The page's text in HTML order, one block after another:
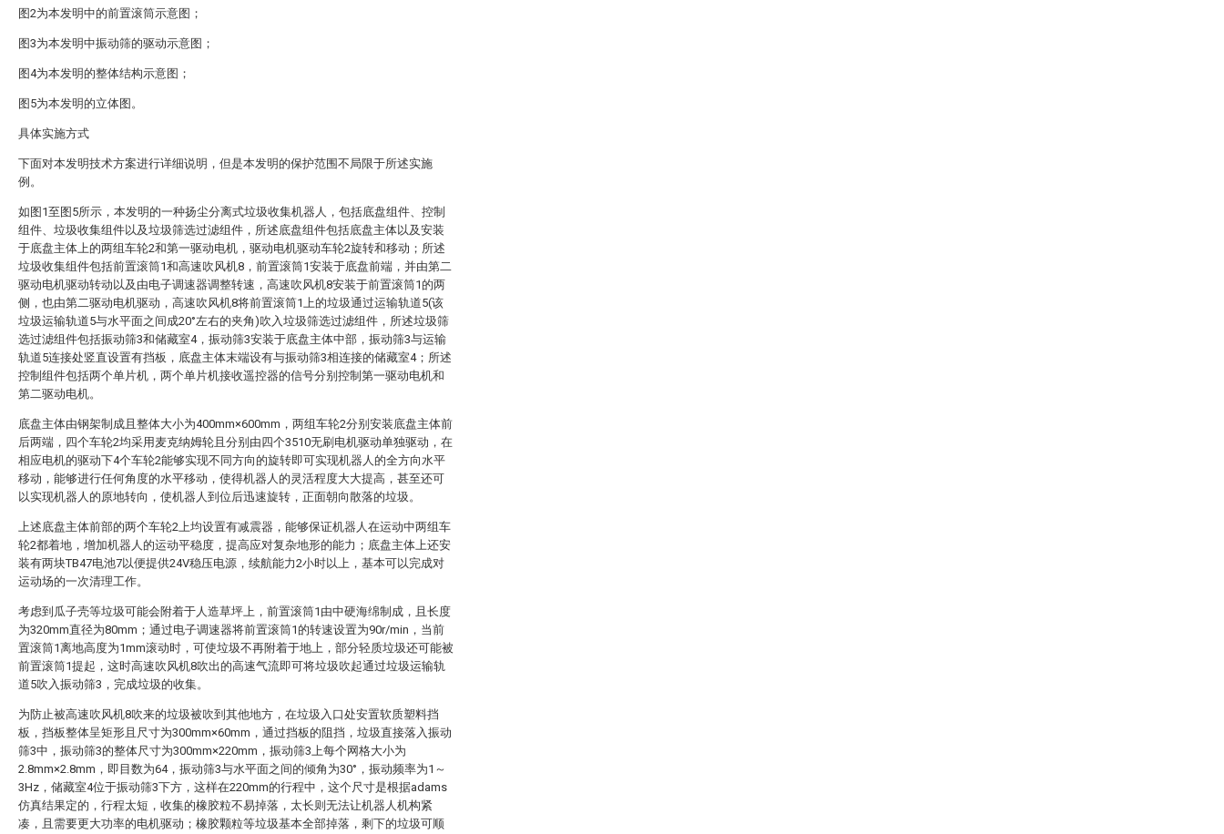
图2为本发明中的前置滚筒示意图；
图3为本发明中振动筛的驱动示意图；
图4为本发明的整体结构示意图；
图5为本发明的立体图。
具体实施方式
下面对本发明技术方案进行详细说明，但是本发明的保护范围不局限于所述实施
例。
如图1至图5所示，本发明的一种扬尘分离式垃圾收集机器人，包括底盘组件、控制
组件、垃圾收集组件以及垃圾筛选过滤组件，所述底盘组件包括底盘主体以及安装
于底盘主体上的两组车轮2和第一驱动电机，驱动电机驱动车轮2旋转和移动；所述
垃圾收集组件包括前置滚筒1和高速吹风机8，前置滚筒1安装于底盘前端，并由第二
驱动电机驱动转动以及由电子调速器调整转速，高速吹风机8安装于前置滚筒1的两
侧，也由第二驱动电机驱动，高速吹风机8将前置滚筒1上的垃圾通过运输轨道5(该
垃圾运输轨道5与水平面之间成20°左右的夹角)吹入垃圾筛选过滤组件，所述垃圾筛
选过滤组件包括振动筛3和储藏室4，振动筛3安装于底盘主体中部，振动筛3与运输
轨道5连接处竖直设置有挡板，底盘主体末端设有与振动筛3相连接的储藏室4；所述
控制组件包括两个单片机，两个单片机接收遥控器的信号分别控制第一驱动电机和
第二驱动电机。
底盘主体由钢架制成且整体大小为400mm×600mm，两组车轮2分别安装底盘主体前
后两端，四个车轮2均采用麦克纳姆轮且分别由四个3510无刷电机驱动单独驱动，在
相应电机的驱动下4个车轮2能够实现不同方向的旋转即可实现机器人的全方向水平
移动，能够进行任何角度的水平移动，使得机器人的灵活程度大大提高，甚至还可
以实现机器人的原地转向，使机器人到位后迅速旋转，正面朝向散落的垃圾。
上述底盘主体前部的两个车轮2上均设置有减震器，能够保证机器人在运动中两组车
轮2都着地，增加机器人的运动平稳度，提高应对复杂地形的能力；底盘主体上还安
装有两块TB47电池7以便提供24V稳压电源，续航能力2小时以上，基本可以完成对
运动场的一次清理工作。
考虑到瓜子壳等垃圾可能会附着于人造草坪上，前置滚筒1由中硬海绵制成，且长度
为320mm直径为80mm；通过电子调速器将前置滚筒1的转速设置为90r/min，当前
置滚筒1离地高度为1mm滚动时，可使垃圾不再附着于地上，部分轻质垃圾还可能被
前置滚筒1提起，这时高速吹风机8吹出的高速气流即可将垃圾吹起通过垃圾运输轨
道5吹入振动筛3，完成垃圾的收集。
为防止被高速吹风机8吹来的垃圾被吹到其他地方，在垃圾入口处安置软质塑料挡
板，挡板整体呈矩形且尺寸为300mm×60mm，通过挡板的阻挡，垃圾直接落入振动
筛3中，振动筛3的整体尺寸为300mm×220mm，振动筛3上每个网格大小为
2.8mm×2.8mm，即目数为64，振动筛3与水平面之间的倾角为30°，振动频率为1～
3Hz，储藏室4位于振动筛3下方，这样在220mm的行程中，这个尺寸是根据adams
仿真结果定的，行程太短，收集的橡胶粒不易掉落，太长则无法让机器人机构紧
凑，且需要更大功率的电机驱动；橡胶颗粒等垃圾基本全部掉落，剩下的垃圾可顺